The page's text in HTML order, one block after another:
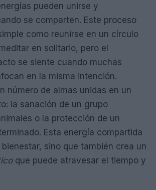
pueden unirse y
se comparten. Este proceso
como reunirse en un círculo
en solitario, pero el
se siente cuando muchas
en la misma intención.
número de almas unidas en un
la sanación de un grupo
o la protección de un
Esta energía compartida
sino que también crea un
que puede atravesar el tiempo y